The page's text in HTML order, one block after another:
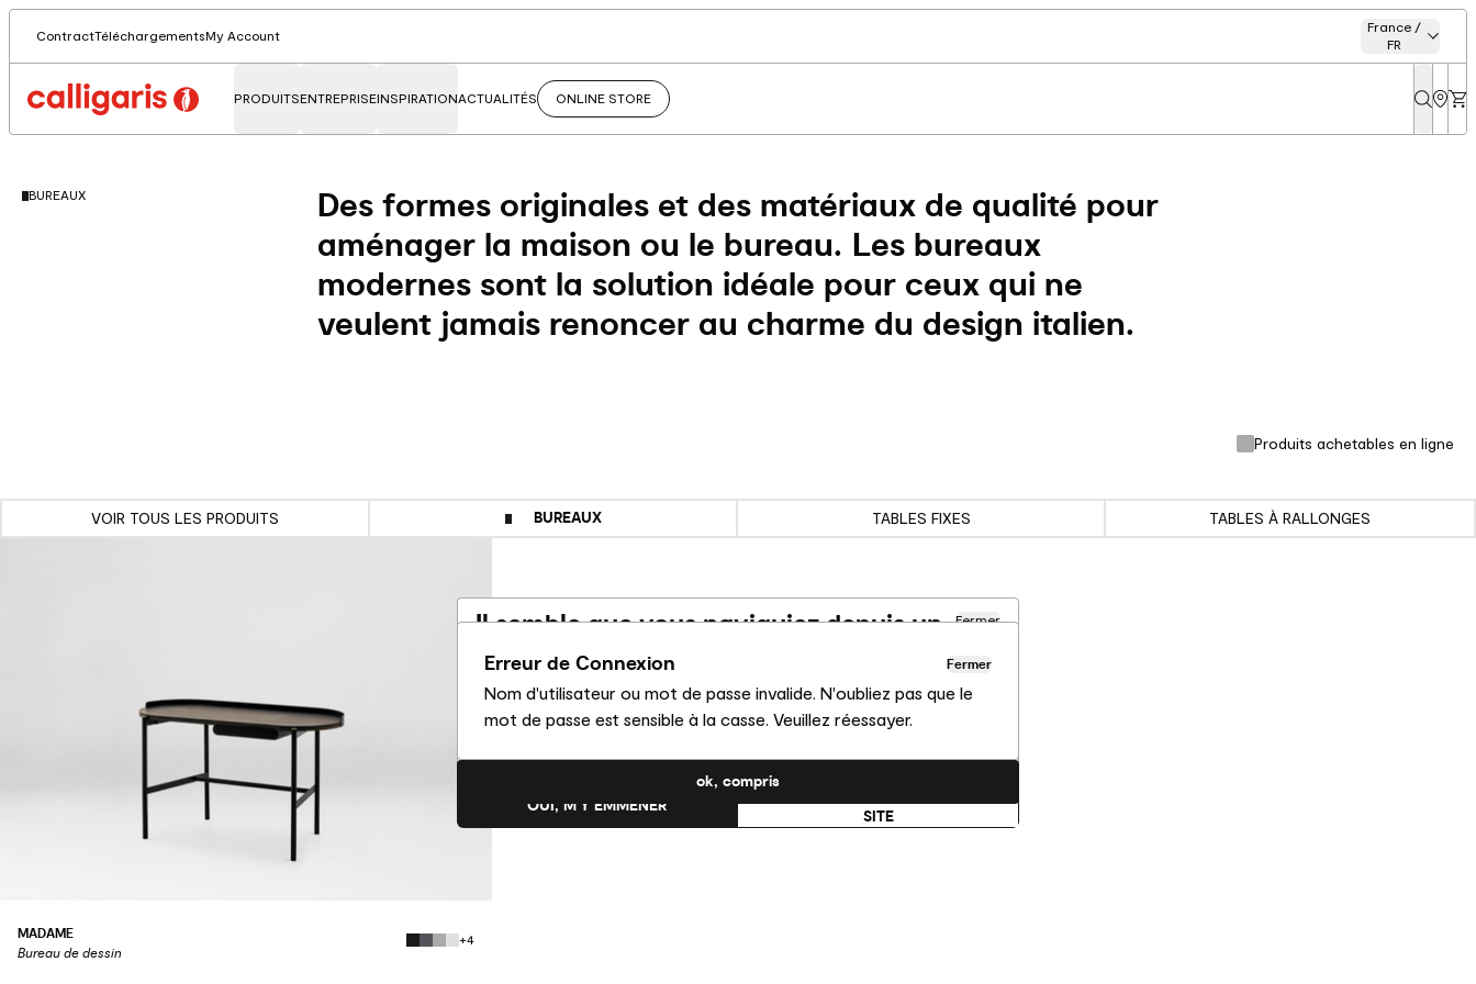
ContractTéléchargementsMy Account
France /
FR
PRODUITSENTREPRISEINSPIRATIONACTUALITÉS ONLINE STORE
BUREAUX
Des formes originales et des matériaux de qualité pour
aménager la maison ou le bureau. Les bureaux
modernes sont la solution idéale pour ceux qui ne
veulent jamais renoncer au charme du design italien.
Produits achetables en ligne
VOIR TOUS LES PRODUITS BUREAUX TABLES FIXES TABLES À RALLONGES
MADAME
Bureau de dessin
+4
Il semble que vous naviguiez depuis un
autre pays
Fermer
Vous consultez actuellement le site Calligaris pour France.
Souhaitez-vous passer au site en États-Unis ?
SITE
OUI, M’Y EMMENER
Erreur de Connexion Fermer
Nom d'utilisateur ou mot de passe invalide. N'oubliez pas que le
mot de passe est sensible à la casse. Veuillez réessayer.
ok, compris